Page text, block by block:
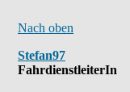
Nach oben
Stefan97
FahrdienstleiterIn